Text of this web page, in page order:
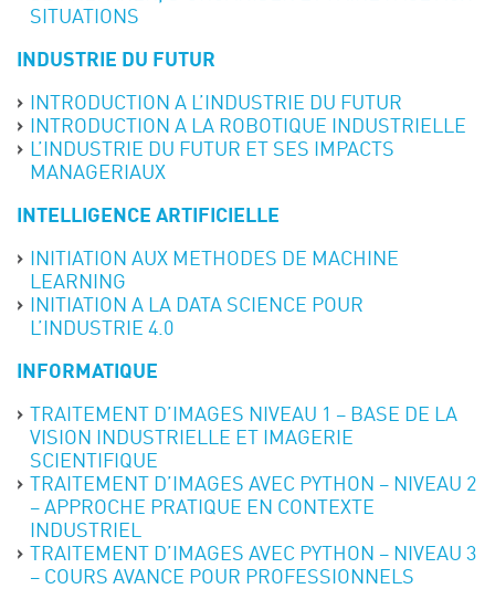
SITUATIONS
INDUSTRIE DU FUTUR
INTRODUCTION A L’INDUSTRIE DU FUTUR
INTRODUCTION A LA ROBOTIQUE INDUSTRIELLE
L’INDUSTRIE DU FUTUR ET SES IMPACTS
MANAGERIAUX
INTELLIGENCE ARTIFICIELLE
INITIATION AUX METHODES DE MACHINE
LEARNING
INITIATION A LA DATA SCIENCE POUR
L’INDUSTRIE 4.0
INFORMATIQUE
TRAITEMENT D’IMAGES NIVEAU 1 – BASE DE LA
VISION INDUSTRIELLE ET IMAGERIE
SCIENTIFIQUE
TRAITEMENT D’IMAGES AVEC PYTHON – NIVEAU 2
– APPROCHE PRATIQUE EN CONTEXTE
INDUSTRIEL
TRAITEMENT D’IMAGES AVEC PYTHON – NIVEAU 3
– COURS AVANCE POUR PROFESSIONNELS